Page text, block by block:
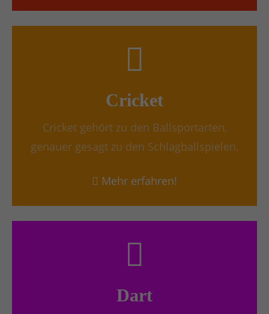
Cricket
Cricket gehört zu den Ballsportarten,
genauer gesagt zu den Schlagballspielen.
Mehr erfahren!
Dart